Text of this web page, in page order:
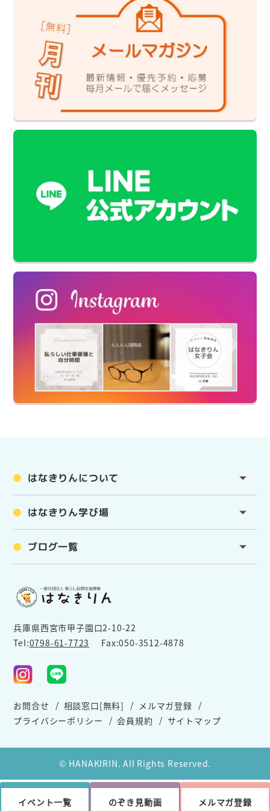
はなきりんについて
はなきりん学び場
ブログ一覧
兵庫県西宮市甲子園口2-10-22
Tel:0798-61-7723 Fax:050-3512-4878
お問合せ 相談窓口[無料]
メルマガ登録
プライバシーポリシー
会員規約 サイトマップ
© HANAKIRIN. All Rights Reserved.
イベント一覧 のぞき見動画 メルマガ登録